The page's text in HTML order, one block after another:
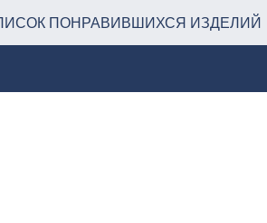
ПОНРАВИВШИХСЯ ИЗДЕЛИЙ